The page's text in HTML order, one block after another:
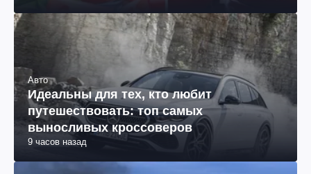
Авто
Идеальны для тех, кто любит
путешествовать: топ самых
выносливых кроссоверов
9 часов назад